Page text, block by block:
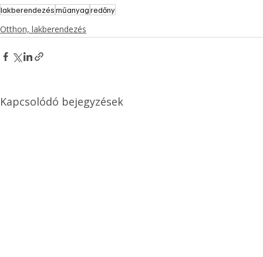
lakberendezésműanyagredőny
Otthon, lakberendezés
Kapcsolódó bejegyzések